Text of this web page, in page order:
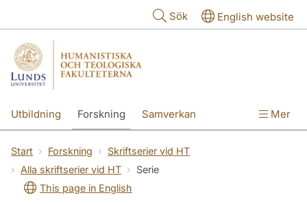
Sök English website
Utbildning Forskning Samverkan Mer
Start Forskning
Skriftserier vid HT
Alla skriftserier vid HT
Serie
This page in English